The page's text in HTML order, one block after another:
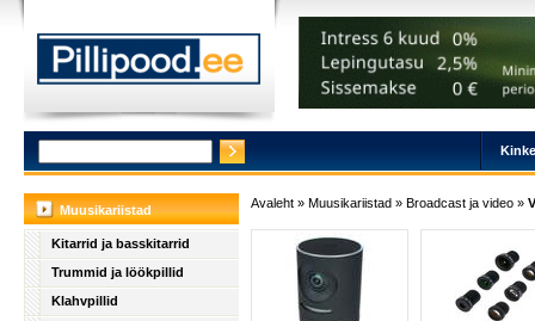
Muusikariistad
Kitarrid ja basskitarrid
Trummid ja löökpillid
Klahvpillid
Avaleht » Muusikariistad » Broadcast ja video »